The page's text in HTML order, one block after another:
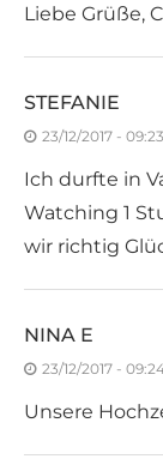
Liebe Grüße,
STEFANIE
23/12/2017 - 09:23
Ich durfte in
Watching 1
wir richtig
NINA E
23/12/2017 -
Unsere